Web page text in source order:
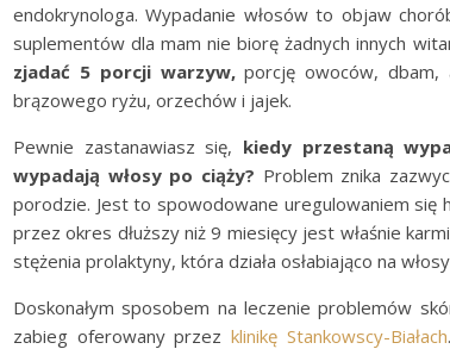
endokrynologa. Wypadanie włosów to objaw
suplementów dla mam nie biorę żadnych innych
zjadać 5 porcji warzyw,porcję owoców,
brązowego ryżu, orzechów i jajek.
Pewnie zastanawiasz się, kiedy przestaną
wypadają włosy po ciąży? Problem znika
porodzie. Jest to spowodowane uregulowaniem się
przez okres dłuższy niż 9 miesięcy jest właśnie
stężenia prolaktyny, która działa osłabiająco na
Doskonałym sposobem na leczenie problemów
zabieg oferowany przez klinikę Stankowscy-Białach